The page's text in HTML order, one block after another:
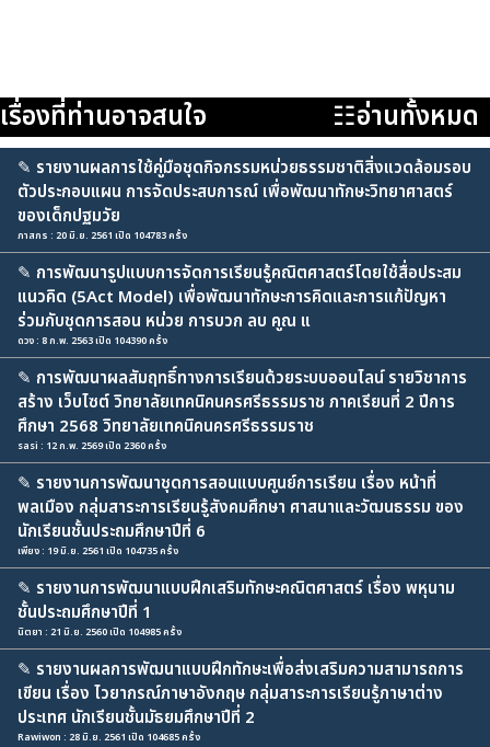
เรื่องที่ท่านอาจสนใจ ☷อ่านทั้งหมด
✎ รายงานผลการใช้คู่มือชุดกิจกรรมหน่วยธรรมชาติสิ่งแวดล้อมรอบ
ตัวประกอบแผน การจัดประสบการณ์ เพื่อพัฒนาทักษะวิทยาศาสตร์
ของเด็กปฐมวัย
ภาสกร : 20 มิ.ย. 2561 เปิด 104783 ครั้ง
✎ การพัฒนารูปแบบการจัดการเรียนรู้คณิตศาสตร์โดยใช้สื่อประสม
แนวคิด (5Act Model) เพื่อพัฒนาทักษะการคิดและการแก้ปัญหา
ร่วมกับชุดการสอน หน่วย การบวก ลบ คูณ แ
ดวง : 8 ก.พ. 2563 เปิด 104390 ครั้ง
✎ การพัฒนาผลสัมฤทธิ์ทางการเรียนด้วยระบบออนไลน์ รายวิชาการ
สร้าง เว็บไซต์ วิทยาลัยเทคนิคนครศรีธรรมราช ภาคเรียนที่ 2 ปีการ
ศึกษา 2568 วิทยาลัยเทคนิคนครศรีธรรมราช
sasi : 12 ก.พ. 2569 เปิด 2360 ครั้ง
✎ รายงานการพัฒนาชุดการสอนแบบศูนย์การเรียน เรื่อง หน้าที่
พลเมือง กลุ่มสาระการเรียนรู้สังคมศึกษา ศาสนาและวัฒนธรรม ของ
นักเรียนชั้นประถมศึกษาปีที่ 6
เพียง : 19 มิ.ย. 2561 เปิด 104735 ครั้ง
✎ รายงานการพัฒนาแบบฝึกเสริมทักษะคณิตศาสตร์ เรื่อง พหุนาม
ชั้นประถมศึกษาปีที่ 1
นิตยา : 21 มิ.ย. 2560 เปิด 104985 ครั้ง
✎ รายงานผลการพัฒนาแบบฝึกทักษะเพื่อส่งเสริมความสามารถการ
เขียน เรื่อง ไวยากรณ์ภาษาอังกฤษ กลุ่มสาระการเรียนรู้ภาษาต่าง
ประเทศ นักเรียนชั้นมัธยมศึกษาปีที่ 2
Rawiwon : 28 มิ.ย. 2561 เปิด 104685 ครั้ง